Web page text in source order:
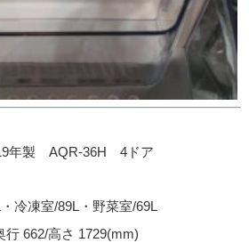
年製 AQR-36H 4ドア
冷凍室/89L・野菜室/69L
行 662/高さ 1729(mm)